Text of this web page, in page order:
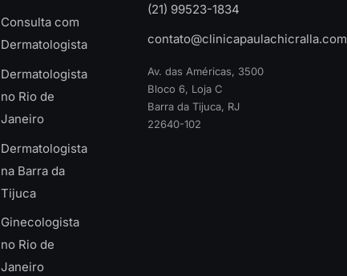
Consulta com
Dermatologista
Dermatologista
no Rio de
Janeiro
Dermatologista
na Barra da
Tijuca
Ginecologista
no Rio de
Janeiro
(21) 99523-1834
contato@clinicapaulachicralla.com
Av. das Américas, 3500
Bloco 6, Loja C
Barra da Tijuca, RJ
22640-102